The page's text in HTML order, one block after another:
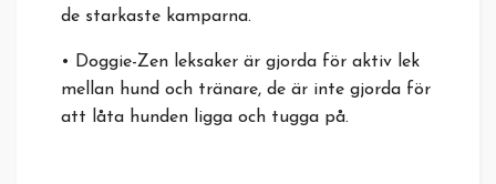
de starkaste kamparna.
• Doggie-Zen leksaker är gjorda för aktiv lek
mellan hund och tränare, de är inte gjorda för
att låta hunden ligga och tugga på.